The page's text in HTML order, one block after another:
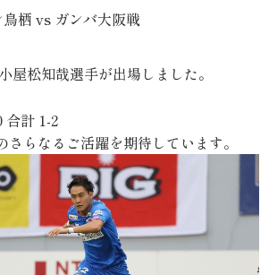
栖 vs ガンバ大阪戦
小屋松知哉選手が出場しました。
合計 1-2
さらなるご活躍を期待しています。